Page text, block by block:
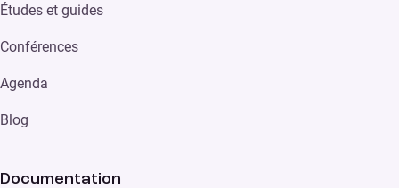
Études et guides
Conférences
Agenda
Blog
Documentation